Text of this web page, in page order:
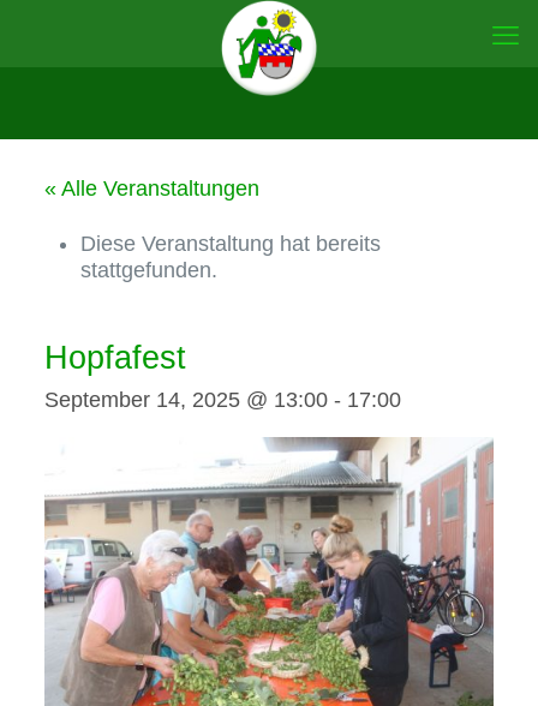
« Alle Veranstaltungen
Diese Veranstaltung hat bereits
stattgefunden.
Hopfafest
September 14, 2025 @ 13:00- 17:00